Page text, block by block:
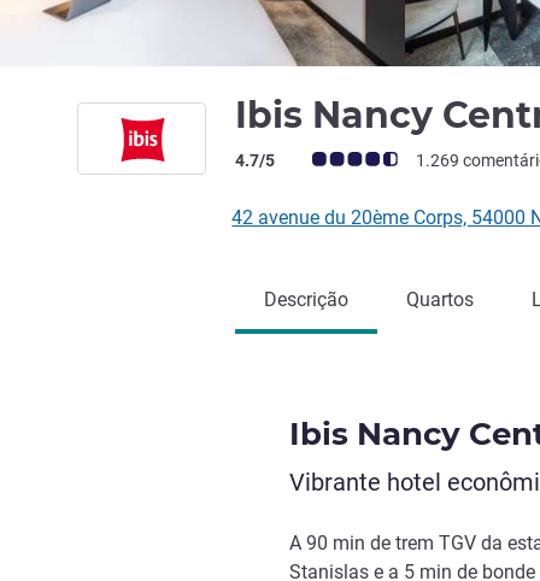
Ibis Nancy
Classificação clientes Avis
4.7/5 1.269
42 avenue du 20ème Corps, 54000
Descrição Quartos
Ibis Nancy
Vibrante hotel
A 90 min de trem TGV da
Stanislas e a 5 min de